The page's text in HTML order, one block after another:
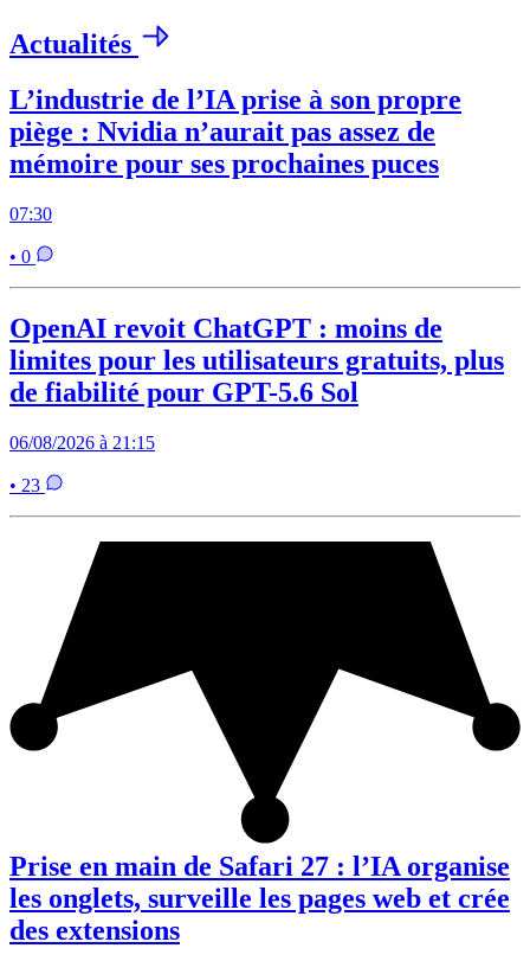
Actualités
L’industrie de l’IA prise à son propre
piège : Nvidia n’aurait pas assez de
mémoire pour ses prochaines puces
07:30
• 0
OpenAI revoit ChatGPT : moins de
limites pour les utilisateurs gratuits, plus
de fiabilité pour GPT-5.6 Sol
06/08/2026 à 21:15
• 23
Prise en main de Safari 27 : l’IA organise
les onglets, surveille les pages web et crée
des extensions